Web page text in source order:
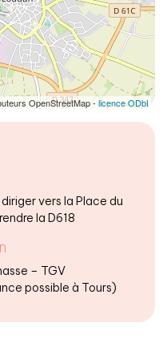
OpenStreetMap - licence ODbL
vers la Place du
la D618
– TGV
possible à Tours)